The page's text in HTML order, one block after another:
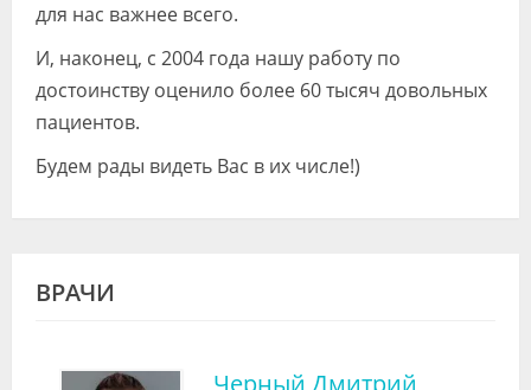
для нас важнее всего.
И, наконец, с 2004 года нашу работу по
достоинству оценило более 60 тысяч довольных
пациентов.
Будем рады видеть Вас в их числе!)
ВРАЧИ
Черный Дмитрий